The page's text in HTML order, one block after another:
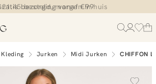
21.45 besteld, morgen in huis
bezorging vanaf €99
Kleding Jurken Midi Jurken CHIFFON